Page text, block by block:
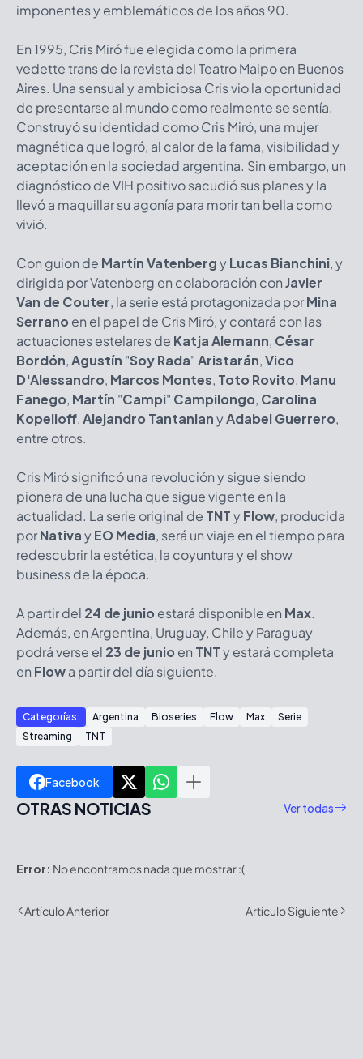
imponentes y emblemáticos de los años 90.
En 1995, Cris Miró fue elegida como la primera
vedette trans de la revista del Teatro Maipo en Buenos
Aires. Una sensual y ambiciosa Cris vio la oportunidad
de presentarse al mundo como realmente se sentía.
Construyó su identidad como Cris Miró, una mujer
magnética que logró, al calor de la fama, visibilidad y
aceptación en la sociedad argentina. Sin embargo, un
diagnóstico de VIH positivo sacudió sus planes y la
llevó a maquillar su agonía para morir tan bella como
vivió.
Con guion de Martín VatenbergyLucas Bianchini, y
dirigida por Vatenberg en colaboración conJavier
Van de Couter, la serie está protagonizada porMina
Serrano en el papel de Cris Miró, y contará con las
actuaciones estelares de Katja Alemann, César
Bordón,Agustín "Soy Rada"Aristarán,Vico
D'Alessandro, Marcos Montes, Toto Rovito, Manu
Fanego, Martín "Campi" Campilongo, Carolina
Kopelioff,Alejandro TantanianyAdabel Guerrero,
entre otros.
Cris Miró significó una revolución y sigue siendo
pionera de una lucha que sigue vigente en la
actualidad. La serie original de TNTyFlow, producida
porNativayEO Media, será un viaje en el tiempo para
redescubrir la estética, la coyuntura y el show
business de la época.
A partir del 24 de junio estará disponible en Max.
Además, en Argentina, Uruguay, Chile y Paraguay
podrá verse el 23 de junio en TNTy estará completa
en Flowa partir del día siguiente.
Categorías: Argentina Bioseries Flow Max
Serie
Streaming
TNT
Facebook
OTRAS NOTICIAS Ver todas
Error: No encontramos nada que mostrar :(
Artículo Anterior Artículo Siguiente